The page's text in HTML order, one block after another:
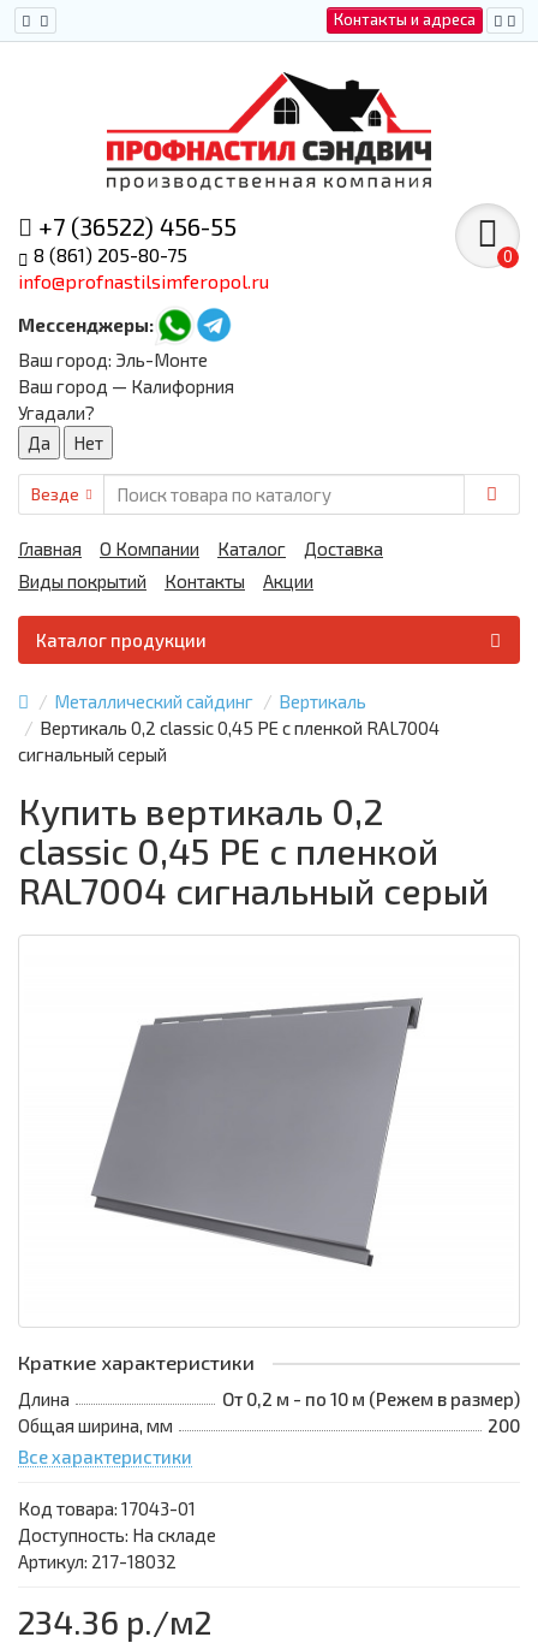
Контакты и адреса
+7 (36522) 456-55
8 (861) 205-80-75
info@profnastilsimferopol.ru
Мессенджеры:
0
Ваш город: Эль-Монте
Ваш город — Калифорния
Угадали?
Везде
Главная О Компании Каталог
Доставка
Виды покрытий
Контакты Акции
Каталог продукции
Металлический сайдинг
Вертикаль
Вертикаль 0,2 classic 0,45 PE с пленкой RAL7004
сигнальный серый
Купить вертикаль 0,2
classic 0,45 PE с пленкой
RAL7004 сигнальный серый
Краткие характеристики
Длина
От 0,2 м - по 10 м (Режем в размер)
Общая ширина, мм
200
Все характеристики
Код товара: 17043-01
Доступность: На складе
Артикул: 217-18032
234.36 р./м2